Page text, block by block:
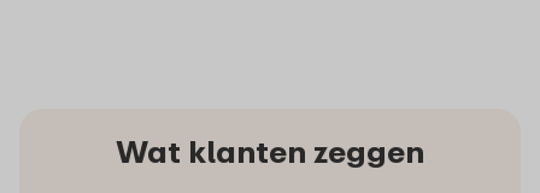
Wat klanten zeggen